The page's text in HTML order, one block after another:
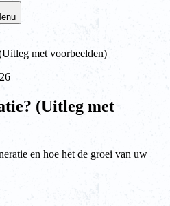
met voorbeelden)
(Uitleg met
en hoe het de groei van uw